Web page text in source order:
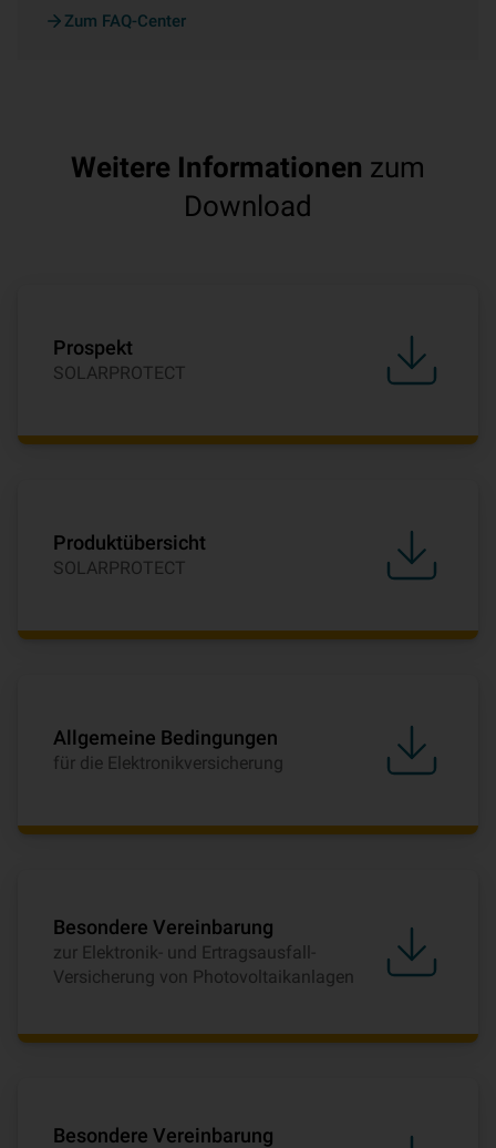
Zum FAQ-Center
Weitere Informationen zum
Download
Prospekt
SOLARPROTECT
Produktübersicht
SOLARPROTECT
Allgemeine Bedingungen
für die Elektronikversicherung
Besondere Vereinbarung
zur Elektronik- und Ertragsausfall-
Versicherung von Photovoltaikanlagen
Besondere Vereinbarung